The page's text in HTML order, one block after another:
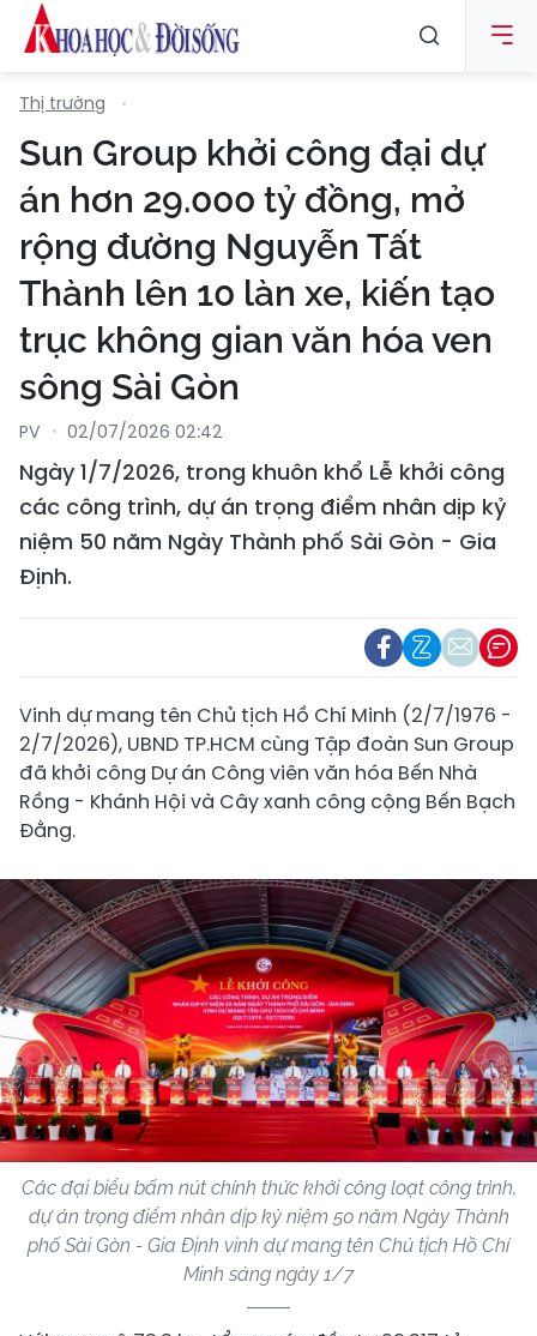
Thị trường
Sun Group khởi công đại dự
án hơn 29.000 tỷ đồng, mở
rộng đường Nguyễn Tất
Thành lên 10 làn xe, kiến tạo
trục không gian văn hóa ven
sông Sài Gòn
PV 02/07/2026 02:42
Ngày 1/7/2026, trong khuôn khổ Lễ khởi công
các công trình, dự án trọng điểm nhân dịp kỷ
niệm 50 năm Ngày Thành phố Sài Gòn - Gia
Định.
Vinh dự mang tên Chủ tịch Hồ Chí Minh (2/7/1976 -
2/7/2026), UBND TP.HCM cùng Tập đoàn Sun Group
đã khởi công Dự án Công viên văn hóa Bến Nhà
Rồng - Khánh Hội và Cây xanh công cộng Bến Bạch
Đằng.
Các đại biểu bấm nút chính thức khởi công loạt công trình,
dự án trọng điểm nhân dịp kỷ niệm 50 năm Ngày Thành
phố Sài Gòn - Gia Định vinh dự mang tên Chủ tịch Hồ Chí
Minh sáng ngày 1/7